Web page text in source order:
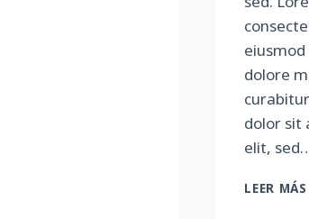
dolore
dolor sit
elit,
LEER MÁS